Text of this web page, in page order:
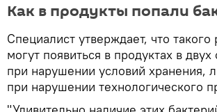
Как в продукты попали
Специалист утверждает, что такого
могут появиться в продуктах в
при нарушении условий хранения,
при нарушении технологического